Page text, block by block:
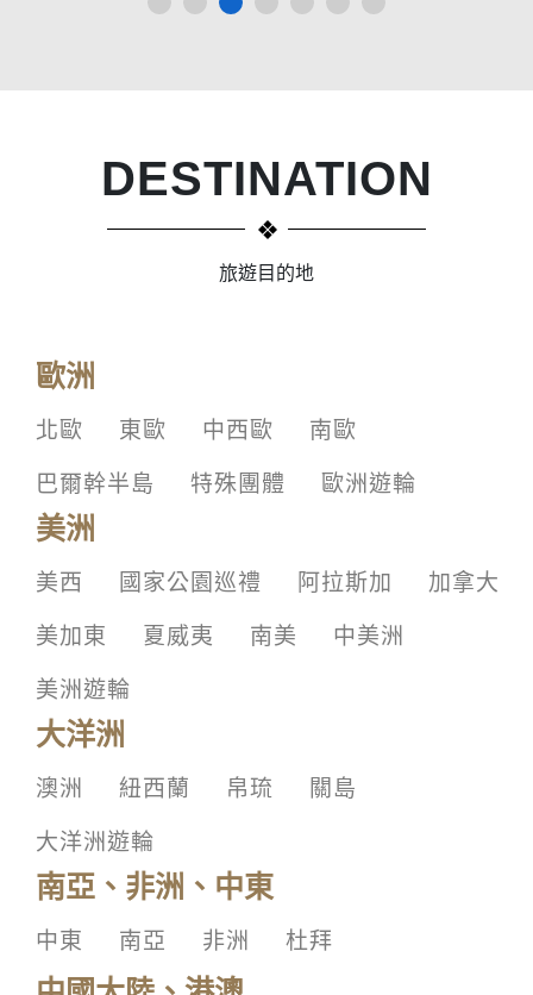
DESTINATION
旅遊目的地
歐洲
北歐 東歐 中西歐
南歐
巴爾幹半島
特殊團體 歐洲遊輪
美洲
美西 國家公園巡禮 阿拉斯加
加拿大
美加東
夏威夷 南美
中美洲
美洲遊輪
大洋洲
澳洲 紐西蘭 帛琉
關島
大洋洲遊輪
南亞、非洲、中東
中東 南亞 非洲 杜拜